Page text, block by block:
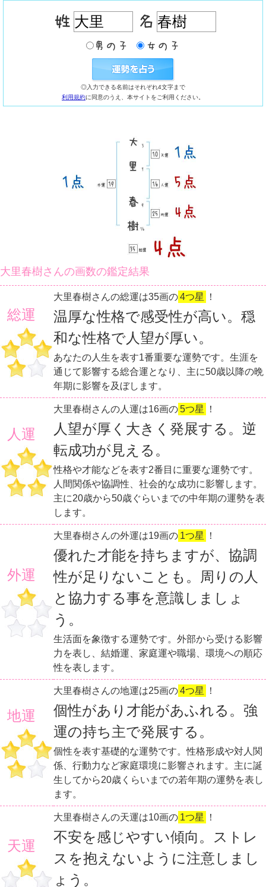
◎入力できる名前はそれぞれ4文字まで
利用規約に同意のうえ、本サイトをご利用ください。
大里春樹さんの画数の鑑定結果
総運
大里春樹さんの総運は35画の4つ星 ！
温厚な性格で感受性が高い。穏
和な性格で人望が厚い。
あなたの人生を表す1番重要な運勢です。生涯を
通じて影響する総合運となり、主に50歳以降の晩
年期に影響を及ぼします。
人運
大里春樹さんの人運は16画の5つ星 ！
人望が厚く大きく発展する。逆
転成功が見える。
性格や才能などを表す2番目に重要な運勢です。
人間関係や協調性、社会的な成功に影響します。
主に20歳から50歳ぐらいまでの中年期の運勢を表
します。
外運
大里春樹さんの外運は19画の 1つ星 ！
優れた才能を持ちますが、協調
性が足りないことも。周りの人
と協力する事を意識しましょ
う。
生活面を象徴する運勢です。外部から受ける影響
力を表し、結婚運、家庭運や職場、環境への順応
性を表します。
地運
大里春樹さんの地運は25画の4つ星 ！
個性があり才能があふれる。強
運の持ち主で発展する。
個性を表す基礎的な運勢です。性格形成や対人関
係、行動力など家庭環境に影響されます。主に誕
生してから20歳くらいまでの若年期の運勢を表し
ます。
天運
大里春樹さんの天運は10画の 1つ星 ！
不安を感じやすい傾向。ストレ
スを抱えないように注意しまし
ょう。